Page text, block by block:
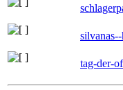
tag-der-